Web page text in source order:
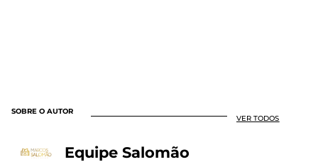
SOBRE O AUTOR
VER TODOS
Equipe Salomão